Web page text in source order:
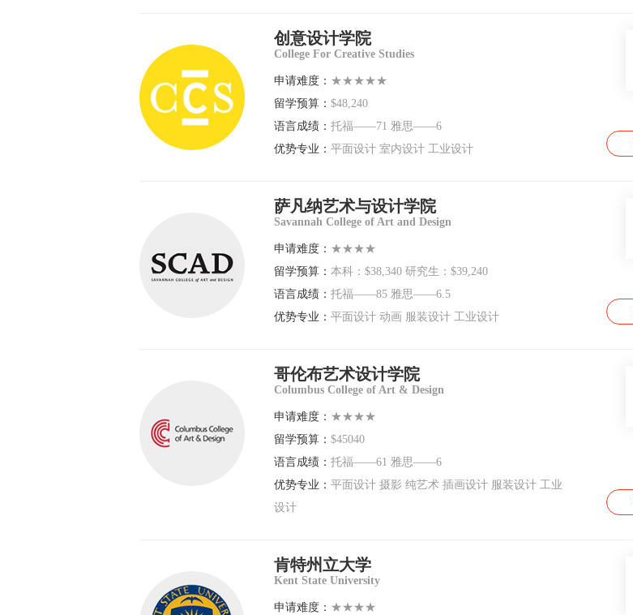
创意设计学院
College For Creative Studies
申请难度： ★★★★★
留学预算： $48,240
语言成绩： 托福——71 雅思——6
优势专业： 平面设计 室内设计 工业设计
萨凡纳艺术与设计学院
Savannah College of Art and Design
申请难度： ★★★★
留学预算： 本科：$38,340 研究生：$39,240
语言成绩： 托福——85 雅思——6.5
优势专业： 平面设计 动画 服装设计 工业设计
哥伦布艺术设计学院
Columbus College of Art & Design
申请难度： ★★★★
留学预算： $45040
语言成绩： 托福——61 雅思——6
优势专业： 平面设计 摄影 纯艺术 插画设计 服装设计 工业
设计
肯特州立大学
Kent State University
申请难度： ★★★★